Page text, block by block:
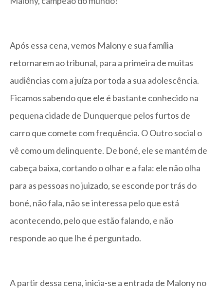
Após essa cena, vemos Malony e sua família
retornarem ao tribunal, para a primeira de muitas
audiências com a juíza por toda a sua adolescência.
Ficamos sabendo que ele é bastante conhecido na
pequena cidade de Dunquerque pelos furtos de
carro que comete com frequência. O Outro social o
vê como um delinquente. De boné, ele se mantém de
cabeça baixa, cortando o olhar e a fala: ele não olha
para as pessoas no juizado, se esconde por trás do
boné, não fala, não se interessa pelo que está
acontecendo, pelo que estão falando, e não
responde ao que lhe é perguntado.
A partir dessa cena, inicia-se a entrada de Malony no